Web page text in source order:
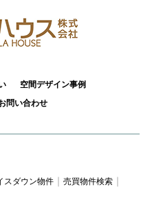
空間デザイン事例
問い合わせ
スダウン物件
売買物件検索